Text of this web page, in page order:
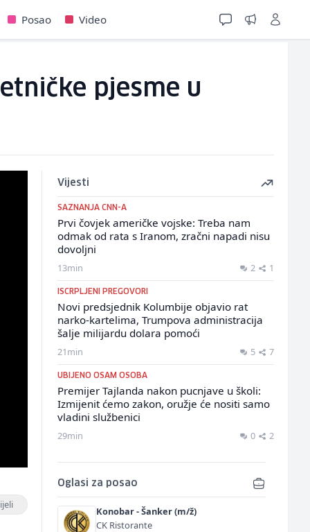
Posao Video
pjesme u
Vijesti
SAZNANJA CNN-A
Prvi čovjek američke vojske: Treba nam
odmak od rata s Iranom, zračni napadi nisu
dovoljni
13min 2 1
ISCRPLJENI PREGOVORI
Novi predsjednik Kolumbije objavio rat
narko-kartelima, Trumpova administracija
šalje milijardu dolara pomoći
21min 5 7
UBIJENO OSAM OSOBA
Premijer Tajlanda nakon pucnjave u školi:
Izmijenit ćemo zakon, oružje će nositi samo
vladini službenici
29min 0 2
Oglasi za posao
Konobar - Šanker (m/ž)
CK Ristorante